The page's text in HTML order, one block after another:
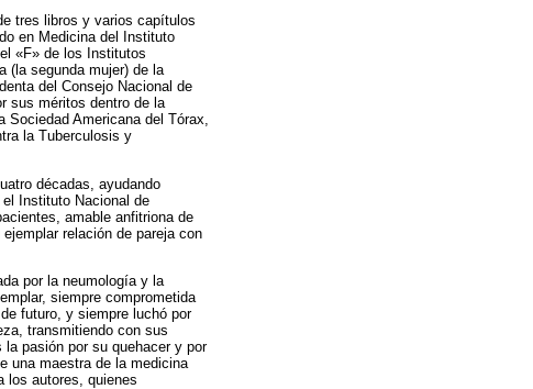
tres libros y varios capítulos
en Medicina del Instituto
«F» de los Institutos
(la segunda mujer) de la
del Consejo Nacional de
sus méritos dentro de la
Sociedad Americana del Tórax,
la Tuberculosis y
décadas, ayudando
Instituto Nacional de
amable anfitriona de
relación de pareja con
por la neumología y la
siempre comprometida
futuro, y siempre luchó por
transmitiendo con sus
pasión por su quehacer y por
una maestra de la medicina
los autores, quienes